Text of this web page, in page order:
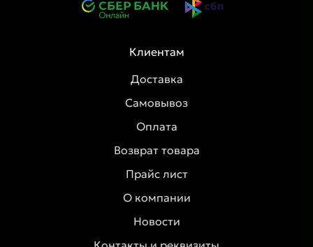
Клиентам
Доставка
Самовывоз
Оплата
Возврат товара
Прайс лист
О компании
Новости